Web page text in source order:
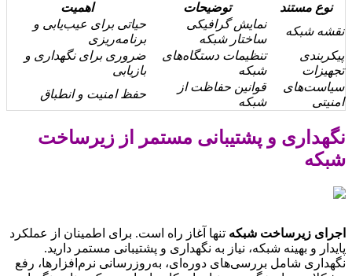
نوع مستند توضیحات
اهمیت
نقشه شبکه
نمایش گرافیکی
ساختار شبکه
حیاتی برای عیب‌یابی و
برنامه‌ریزی
پیکربندی
تجهیزات
تنظیمات دستگاه‌های
شبکه
ضروری برای نگهداری و
بازیابی
سیاست‌های
امنیتی
قوانین حفاظت از
شبکه
حفظ امنیت و انطباق
نگهداری و پشتیبانی مستمر از زیرساخت
شبکه
اجرای زیرساخت شبکه تنها آغاز راه است. برای اطمینان از عملکرد
پایدار و بهینه شبکه، نیاز به نگهداری و پشتیبانی مستمر دارید.
نگهداری شامل بررسی‌های دوره‌ای، به‌روزرسانی نرم‌افزارها، رفع